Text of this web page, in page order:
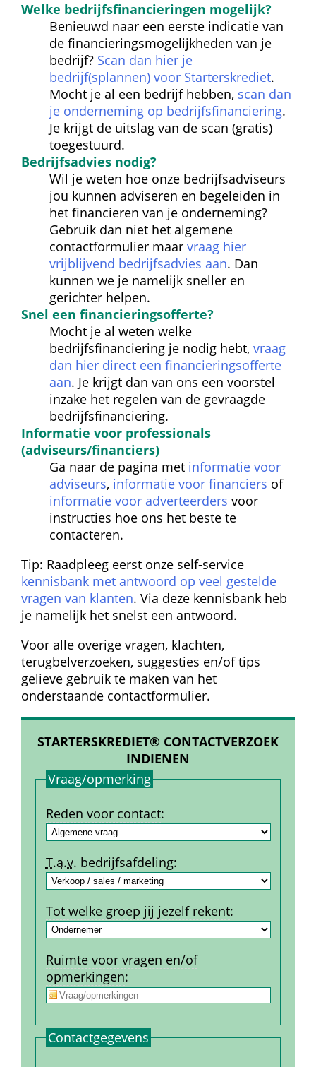
Welke bedrijfsfinancieringen mogelijk?
Benieuwd naar een eerste indicatie van
de financieringsmogelijkheden van je
bedrijf? Scan dan hier je
bedrijf(splannen) voor Starterskrediet.
Mocht je al een bedrijf hebben, scan dan
je onderneming op bedrijfsfinanciering.
Je krijgt de uitslag van de scan (gratis)
toegestuurd.
Bedrijfsadvies nodig?
Wil je weten hoe onze bedrijfsadviseurs
jou kunnen adviseren en begeleiden in
het financieren van je onderneming?
Gebruik dan niet het algemene
contactformulier maar vraag hier
vrijblijvend bedrijfsadvies aan. Dan
kunnen we je namelijk sneller en
gerichter helpen.
Snel een financieringsofferte?
Mocht je al weten welke
bedrijfsfinanciering je nodig hebt, vraag
dan hier direct een financieringsofferte
aan. Je krijgt dan van ons een voorstel
inzake het regelen van de gevraagde
bedrijfsfinanciering.
Informatie voor professionals
(adviseurs/financiers)
Ga naar de pagina met informatie voor
adviseurs, informatie voor financiers of
informatie voor adverteerders voor
instructies hoe ons het beste te
contacteren.
Tip: Raadpleeg eerst onze self-service
kennisbank met antwoord op veel gestelde
vragen van klanten. Via deze kennisbank heb
je namelijk het snelst een antwoord.
Voor alle overige vragen, klachten,
terugbelverzoeken, suggesties en/of tips
gelieve gebruik te maken van het
onderstaande contactformulier.
STARTERSKREDIET® CONTACTVERZOEK
INDIENEN
Vraag/opmerking
Reden voor contact:
T.a.v. bedrijfs­afdeling:
Tot welke groep jij jezelf rekent:
Ruimte voor vragen en/of
opmerkingen:
Contact­gegevens